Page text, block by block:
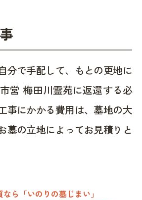
分で手配して、もとの更地に
営 梅田川霊苑に返還する必
事にかかる費用は、墓地の大
墓の立地によってお見積りと
ら「いのりの墓じまい」